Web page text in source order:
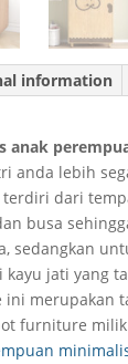
information
anak
anda lebih
terdiri dari
busa
sedangkan
jati yang
merupakan
furniture